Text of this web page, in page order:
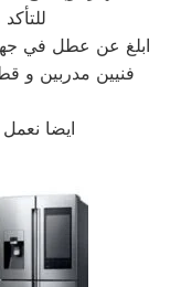
ابلغ عن عطل في
ايضا